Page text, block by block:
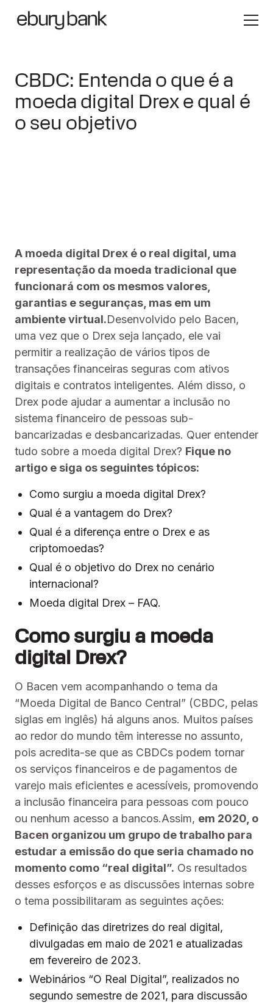
CBDC: Entenda o que é a
moeda digital Drex e qual é
o seu objetivo
A moeda digital Drex é o real digital, uma
representação da moeda tradicional que
funcionará com os mesmos valores,
garantias e seguranças, mas em um
ambiente virtual.Desenvolvido pelo Bacen,
uma vez que o Drex seja lançado, ele vai
permitir a realização de vários tipos de
transações financeiras seguras com ativos
digitais e contratos inteligentes. Além disso, o
Drex pode ajudar a aumentar a inclusão no
sistema financeiro de pessoas sub-
bancarizadas e desbancarizadas. Quer entender
tudo sobre a moeda digital Drex? Fique no
artigo e siga os seguintes tópicos:
Como surgiu a moeda digital Drex?
Qual é a vantagem do Drex?
Qual é a diferença entre o Drex e as
criptomoedas?
Qual é o objetivo do Drex no cenário
internacional?
Moeda digital Drex – FAQ.
Como surgiu a moeda
digital Drex?
O Bacen vem acompanhando o tema da
“Moeda Digital de Banco Central” (CBDC, pelas
siglas em inglês) há alguns anos. Muitos países
ao redor do mundo têm interesse no assunto,
pois acredita-se que as CBDCs podem tornar
os serviços financeiros e de pagamentos de
varejo mais eficientes e acessíveis, promovendo
a inclusão financeira para pessoas com pouco
ou nenhum acesso a bancos.Assim, em 2020, o
Bacen organizou um grupo de trabalho para
estudar a emissão do que seria chamado no
momento como “real digital”. Os resultados
desses esforços e as discussões internas sobre
o tema possibilitaram as seguintes ações:
Definição das diretrizes do real digital,
divulgadas em maio de 2021 e atualizadas
em fevereiro de 2023.
Webinários “O Real Digital”, realizados no
segundo semestre de 2021, para discussão